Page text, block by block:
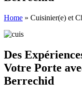
Home » Cuisinier(e) et
Des
Votre Porte
Berrechid